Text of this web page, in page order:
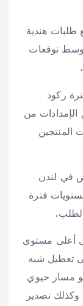
طلبات هندية
وسط توقعات
ركود
من
المنتجين
في لندن
فترة
أعلى مستوى
إلى تعطيل شبه
مسار حيوي
تصدير